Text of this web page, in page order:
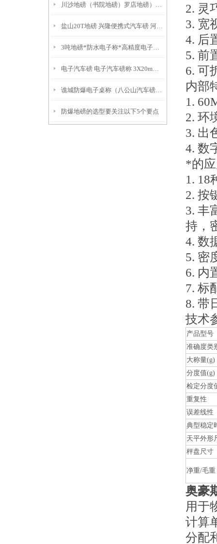
川沙地磅（书院地磅）罗店地磅）廊下地磅使用环境：
盐山20T地磅 兴隆便携式汽车磅 河间100T汽车衡
3吨地磅*防水电子称*高精度电子称*不锈钢叉车秤
电子汽车磅 电子汽车磅称 3X20m汽车衡
谯城防爆电子桌称（八公山汽车磅（蒙城英展计数桌秤（怀远汽车地磅
防爆地磅的选型要关注以下5个要点
2. 灵
3. 宽
4. 后
5. 前
6. 可
内部
1.
2. 环
3. 出
4. 数
*的
1. 18
2. 按
3. 丰
持，
4. 数
5. 密
6. 内
7. 标
8. 带
技术
产品型号
准确度类
大称量(g)
分度值(g)
检定分度
重复性
误差线性
典型稳定
天平外形
秤盘尺寸
净重/毛重
奥豪
用于
计算
分配